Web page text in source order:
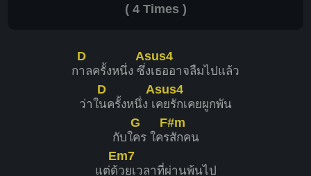
( 4 Times )
ก
D
าลครั้งหนึ่ง ซึ่
Asus4
งเธออาจลืมไปแล้ว
ว่าใ
D
นครั้งหนึ่ง เ
Asus4
คยรักเคยผูกพัน
กับใ
G
คร ใคร
F#m
สักคน
แต่ด้
Em7
วยเวลาที่ผ่านพ้นไป